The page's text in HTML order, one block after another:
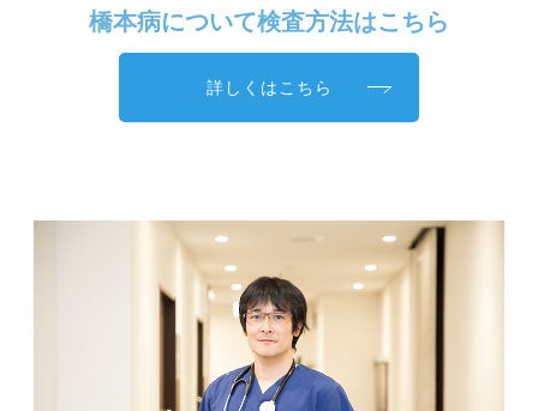
橋本病について検査方法はこちら
詳しくはこちら